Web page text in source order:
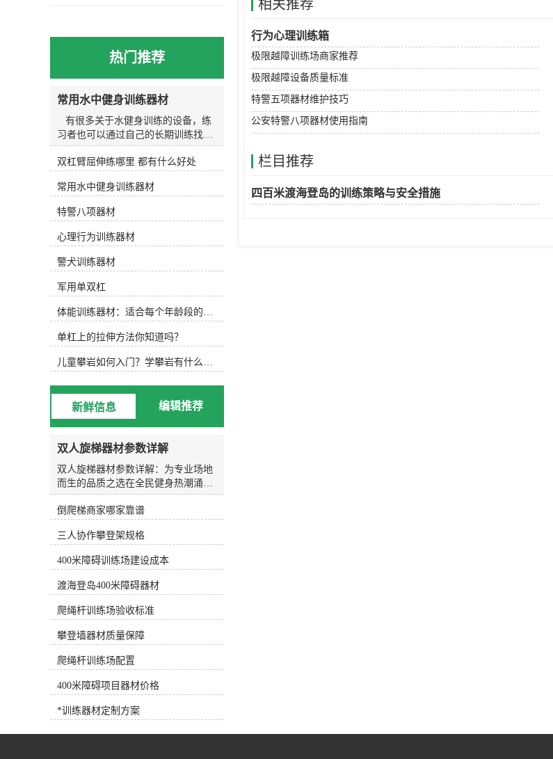
相关推荐
行为心理训练箱
极限越障训练场商家推荐
极限越障设备质量标准
特警五项器材维护技巧
公安特警八项器材使用指南
栏目推荐
四百米渡海登岛的训练策略与安全措施
热门推荐
常用水中健身训练器材
有很多关于水健身训练的设备，练
习者也可以通过自己的长期训练找到
和发明适合自己的水训练设备。今天
主要介绍以下设备，可根据实际水训
滑鞋 游泳池底部很滑，可以穿防滑
鞋，防止动作变形，稳定完成所需动
作。2.水阻手套水阻手套 徒手运动
后，可选择抗组设备，增加运动难
度，通过阻力手套增加划水面积，练
习水中手臂运动。3.水中健身棒水中
浮力健身棒 水中的健身棒不仅可以
为练习者提供浮力，还可以通过浮力
提供抗组训练，增加练习难度，非常
实用。此外，健身棒具有很强的可塑
性，可以增加练习兴趣，摆出各种创
意造型。4.水中健身哑铃浮力哑铃
类似于水中健身棒，水中健身哑铃也
能为练习者提供浮力和阻力，用哑铃
进行的水中搏击强度很大！5.阻力葵
花阻力葵花向日葵鞋套的阻力 向日
葵可以手持或穿在脚上，以增加水的
面积和水的阻力。6.打水板打水板
水板是游泳场较常见、较方便的设
备，随处可见，也可用作抗阻训练设
备。7.浮力腰带深水浮力腰带 将浮
力带系在腰部，可为人体提供巨大的
浮力，使练习者在水中轻松完成训练
练习者各自的健身目标需求，可以选
择和使用健身器材，事半功倍！
双杠臂屈伸练哪里 都有什么好处
常用水中健身训练器材
特警八项器材
心理行为训练器材
警犬训练器材
军用单双杠
体能训练器材：适合每个年龄段的训练
单杠上的拉伸方法你知道吗？
儿童攀岩如何入门？学攀岩有什么好处？带娃攀岩两年的全面经验分享
新鲜信息 编辑推荐
双人旋梯器材参数详解
双人旋梯器材参数详解：为专业场地
而生的品质之选在全民健身热潮涌动
的今天，社区公园、学校操场以及各
类专业训练场地中，户外健身器材的
器械中，双人旋梯凭借其独特的锻炼
方式，既能有效提升上肢力量与身体
协调性，又能兼顾趣味性与互动性，
一直是户外健身路径中的“明星”产
品。作为一家集研发、生产、销售与
售后服务于一体的专业体育器材制造
商，我们深知一件优质器材背后所承
载的安全责任与工艺匠心。今天，我
我司明星产品——双人旋梯的核心参
数与设计逻辑，带您了解一件耐用、
安全且体验出众的器材是如何炼成
的。一、 主体结构：稳固源于扎实的
选材旋梯的使用场景多为户外，长期
面临风吹日晒、雨雪侵蚀等自然考
倒爬梯商家哪家靠谱
三人协作攀登架规格
400米障碍训练场建设成本
渡海登岛400米障碍器材
爬绳杆训练场验收标准
攀登墙器材质量保障
爬绳杆训练场配置
400米障碍项目器材价格
*训练器材定制方案